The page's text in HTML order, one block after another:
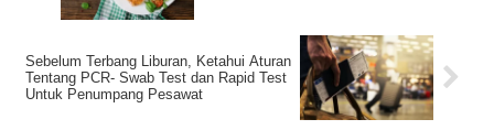
Sebelum Terbang Liburan, Ketahui Aturan
Tentang PCR- Swab Test dan Rapid Test
Untuk Penumpang Pesawat